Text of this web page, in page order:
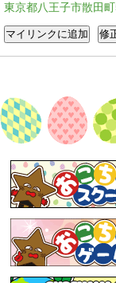
東京都八王子市散田